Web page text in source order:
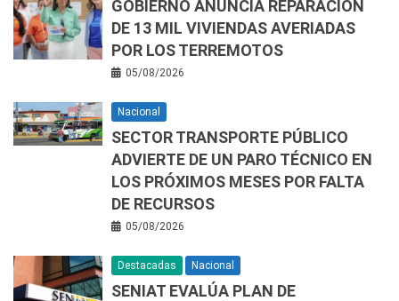
GOBIERNO ANUNCIA REPARACIÓN
DE 13 MIL VIVIENDAS AVERIADAS
POR LOS TERREMOTOS
05/08/2026
Nacional
SECTOR TRANSPORTE PÚBLICO
ADVIERTE DE UN PARO TÉCNICO EN
LOS PRÓXIMOS MESES POR FALTA
DE RECURSOS
05/08/2026
Destacadas Nacional
SENIAT EVALÚA PLAN DE